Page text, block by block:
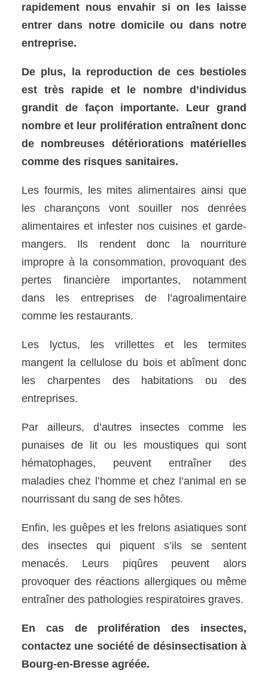
rapidement nous envahir si on les laisse
entrer dans notre domicile ou dans notre
entreprise.
De plus, la reproduction de ces bestioles
est très rapide et le nombre d’individus
grandit de façon importante. Leur grand
nombre et leur prolifération entraînent donc
de nombreuses détériorations matérielles
comme des risques sanitaires.
Les fourmis, les mites alimentaires ainsi que
les charançons vont souiller nos denrées
alimentaires et infester nos cuisines et garde-
mangers. Ils rendent donc la nourriture
impropre à la consommation, provoquant des
pertes financière importantes, notamment
dans les entreprises de l’agroalimentaire
comme les restaurants.
Les lyctus, les vrillettes et les termites
mangent la cellulose du bois et abîment donc
les charpentes des habitations ou des
entreprises.
Par ailleurs, d’autres insectes comme les
punaises de lit ou les moustiques qui sont
hématophages, peuvent entraîner des
maladies chez l’homme et chez l’animal en se
nourrissant du sang de ses hôtes.
Enfin, les guêpes et les frelons asiatiques sont
des insectes qui piquent s’ils se sentent
menacés. Leurs piqûres peuvent alors
provoquer des réactions allergiques ou même
entraîner des pathologies respiratoires graves.
En cas de prolifération des insectes,
contactez une société de désinsectisation à
Bourg-en-Bresse agréée.